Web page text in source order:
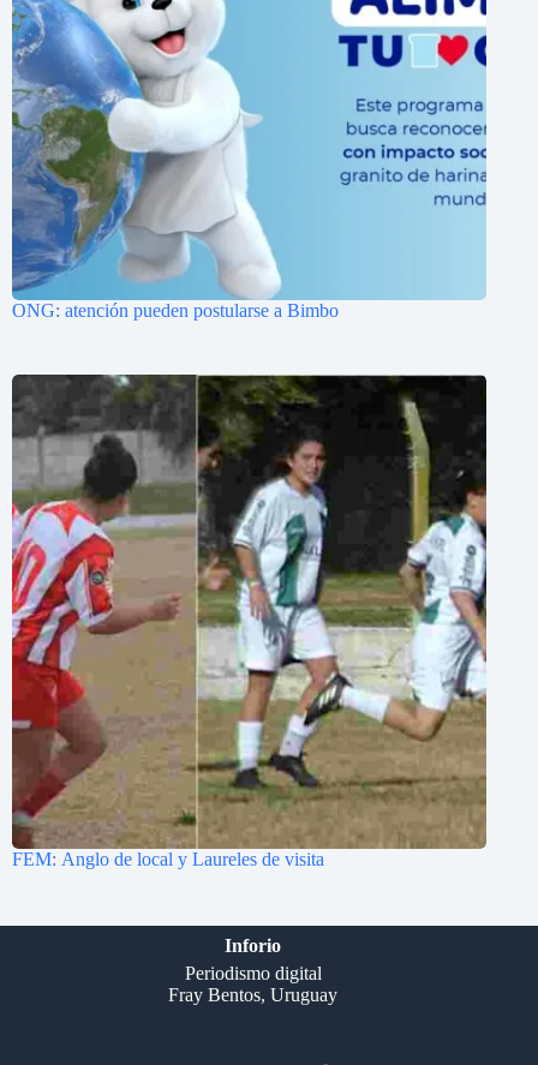
ONG: atención pueden postularse a Bimbo
FEM: Anglo de local y Laureles de visita
Inforio
Periodismo digital
Fray Bentos, Uruguay